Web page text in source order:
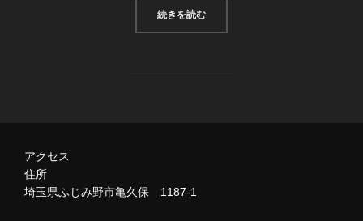
続きを読む
アクセス
住所
埼玉県ふじみ野市亀久保 1187-1